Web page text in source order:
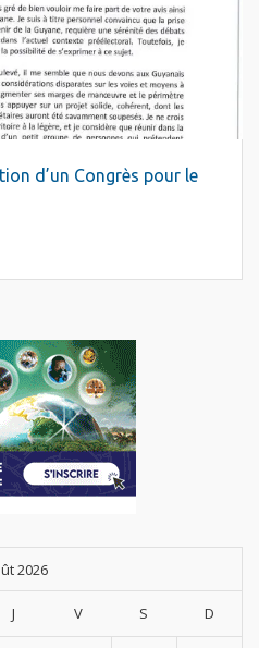
d’un Congrès pour le
2026
J V S D